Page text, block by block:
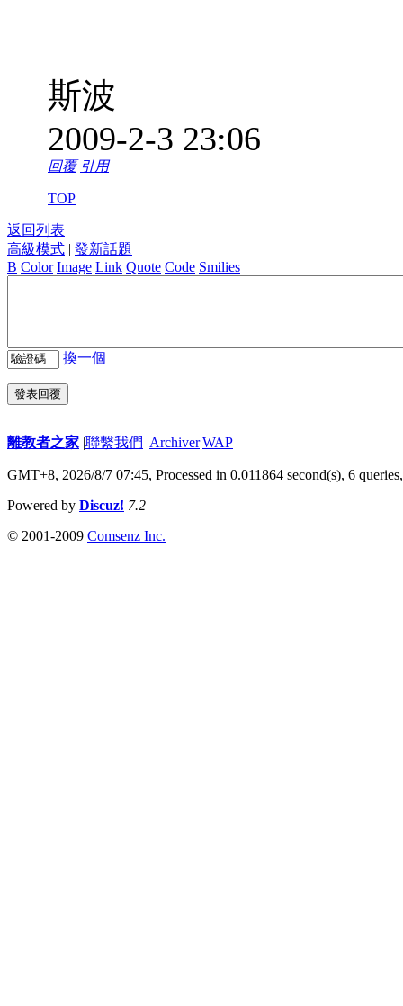
斯波
2009-2-3 23:06
回覆 引用
TOP
返回列表
高級模式 | 發新話題
B Color Image Link Quote Code Smilies
換一個
發表回覆
離教者之家 |聯繫我們 |Archiver|WAP
GMT+8, 2026/8/7 07:45, Processed in 0.011864 second(s), 6
Powered by Discuz! 7.2
© 2001-2009 Comsenz Inc.